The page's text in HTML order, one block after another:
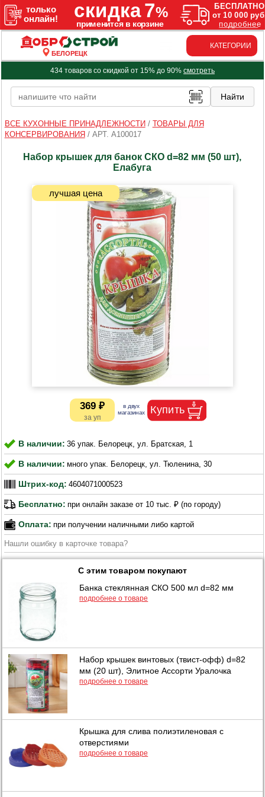
БЕЛОРЕЦК
КАТЕГОРИИ
434 товаров со скидкой от 15% до 90% смотреть
ВСЕ КУХОННЫЕ ПРИНАДЛЕЖНОСТИ / ТОВАРЫ ДЛЯ
КОНСЕРВИРОВАНИЯ / АРТ. A100017
Набор крышек для банок СКО d=82 мм (50 шт),
Елабуга
369 ₽
В наличии: 36 упак. Белорецк, ул. Братская, 1
В наличии: много упак. Белорецк, ул. Тюленина, 30
Штрих-код: 4604071000523
Бесплатно: при онлайн заказе от 10 тыс. ₽ (по городу)
Оплата: при получении наличными либо картой
Нашли ошибку в карточке товара?
С этим товаром покупают
Банка стеклянная СКО 500 мл d=82 мм
подробнее о товаре
Набор крышек винтовых (твист-офф) d=82
мм (20 шт), Элитное Ассорти Уралочка
подробнее о товаре
Крышка для слива полиэтиленовая с
отверстиями
подробнее о товаре